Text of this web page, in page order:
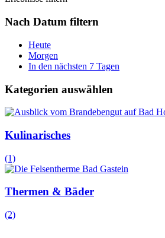
Nach Datum filtern
Heute
Morgen
In den nächsten 7 Tagen
Kategorien auswählen
Kulinarisches
(1)
Thermen & Bäder
(2)